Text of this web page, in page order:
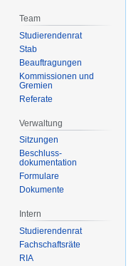
Team
Studierendenrat
Stab
Beauftragungen
Kommissionen und
Gremien
Referate
Verwaltung
Sitzungen
Beschluss-
dokumentation
Formulare
Dokumente
Intern
Studierendenrat
Fachschaftsräte
RIA